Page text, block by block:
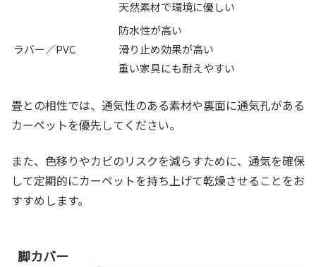
天然素材で環境に優しい
ラバー／PVC
防水性が高い
滑り止め効果が高い
重い家具にも耐えやすい
畳との相性では、通気性のある素材や裏面に通気孔がある
カーペットを優先してください。
また、色移りやカビのリスクを減らすために、通気を確保
して定期的にカーペットを持ち上げて乾燥させることをお
すすめします。
脚カバー